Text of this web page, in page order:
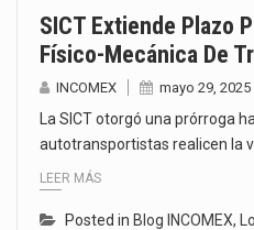
SICT Extiende Plazo
Físico-Mecánica De
INCOMEX mayo 29, 2025
La SICT otorgó una prórroga
autotransportistas realicen la
LEER MÁS
Posted in Blog INCOMEX,